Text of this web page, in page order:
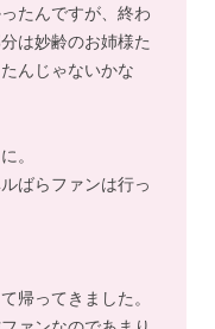
たんですが、終わ
は妙齢のお姉様た
んじゃないかな
。
ばらファンは行っ
帰ってきました。